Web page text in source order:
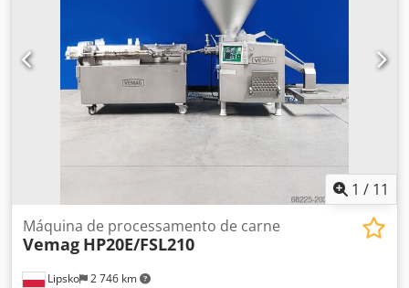
1 / 11
Lipsko 2 746 km
Máquina de processamento de carne
Vemag HP20E/FSL210